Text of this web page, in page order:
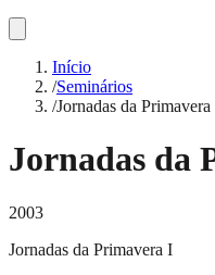
Início
/Seminários
/Jornadas da Primavera
Jornadas da
2003
Jornadas da Primavera I